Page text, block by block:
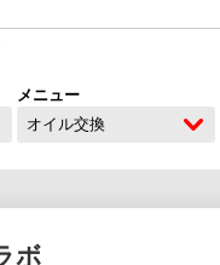
メニュー
オイル交換
ボ